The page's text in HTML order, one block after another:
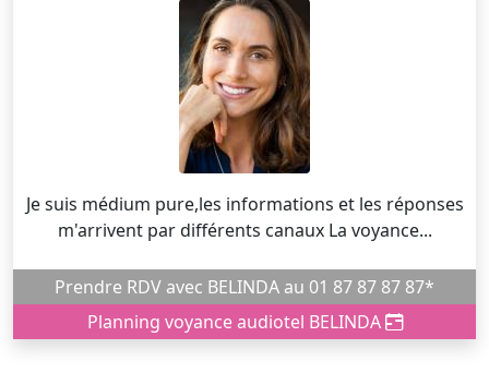
Je suis médium pure,les informations et les réponses
m'arrivent par différents canaux La voyance...
Prendre RDV avec BELINDA au 01 87 87 87 87*
Planning voyance audiotel BELINDA